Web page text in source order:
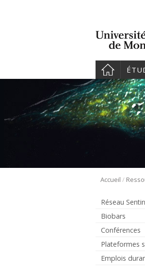
Accueil /
Réseau
Biobars
Conférences
Plateformes
Emplois